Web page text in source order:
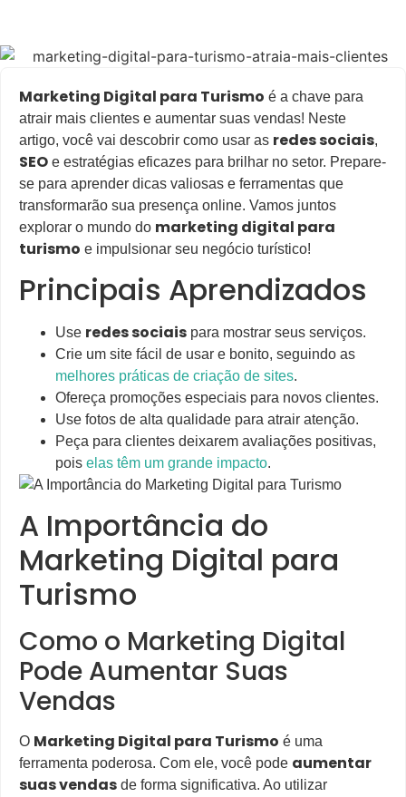
Marketing Digital para Turismo é a chave para
atrair mais clientes e aumentar suas vendas! Neste
artigo, você vai descobrir como usar as redes sociais,
SEO e estratégias eficazes para brilhar no setor. Prepare-
se para aprender dicas valiosas e ferramentas que
transformarão sua presença online. Vamos juntos
explorar o mundo do marketing digital para
turismo e impulsionar seu negócio turístico!
Principais Aprendizados
Use redes sociais para mostrar seus serviços.
Crie um site fácil de usar e bonito, seguindo as
melhores práticas de criação de sites.
Ofereça promoções especiais para novos clientes.
Use fotos de alta qualidade para atrair atenção.
Peça para clientes deixarem avaliações positivas,
pois elas têm um grande impacto.
A Importância do
Marketing Digital para
Turismo
Como o Marketing Digital
Pode Aumentar Suas
Vendas
O Marketing Digital para Turismo é uma
ferramenta poderosa. Com ele, você pode aumentar
suas vendas de forma significativa. Ao utilizar